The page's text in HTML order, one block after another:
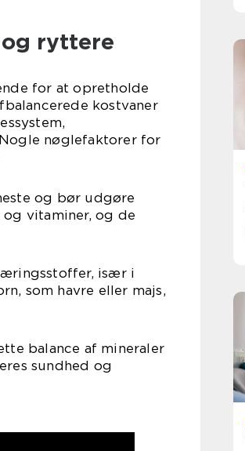
ryttere
for at opretholde
kostvaner
nøglefaktorer for
og bør udgøre
vitaminer, og de
især i
som havre eller majs,
balance af mineraler
sundhed og